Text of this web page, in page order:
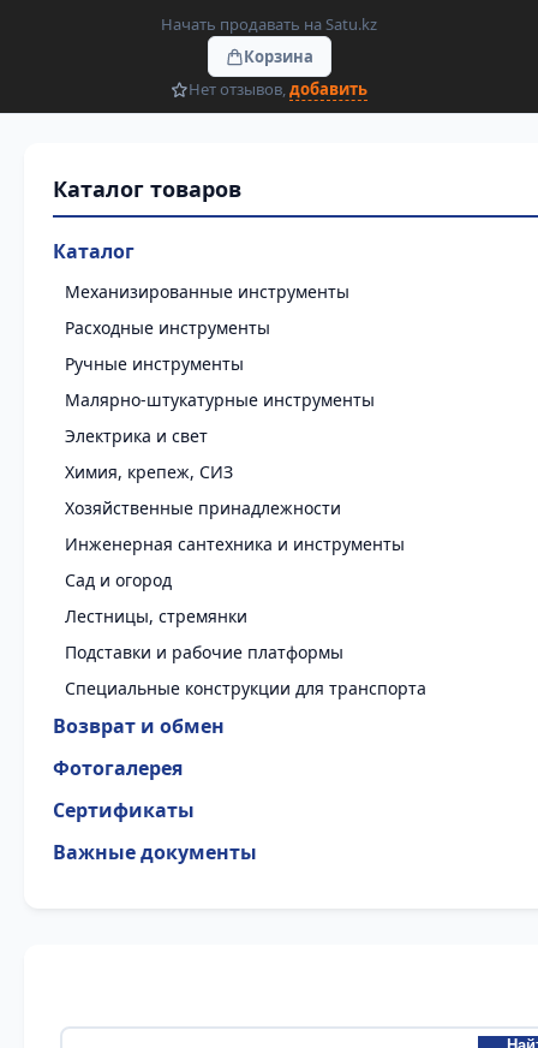
Начать продавать на Satu.kz
Корзина
Нет отзывов,добавить
Каталог
Механизированные инструменты
Расходные инструменты
Ручные инструменты
Малярно-штукатурные инструменты
Электрика и свет
Химия, крепеж, СИЗ
Хозяйственные принадлежности
Инженерная сантехника и инструменты
Сад и огород
Лестницы, стремянки
Подставки и рабочие платформы
Специальные конструкции для транспорта
Возврат и обмен
Фотогалерея
Сертификаты
Важные документы